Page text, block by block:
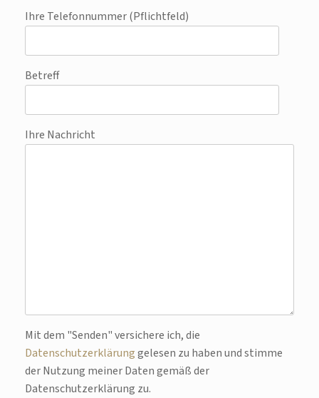
Ihre Telefonnummer (Pflichtfeld)
Betreff
Ihre Nachricht
Bitte lasse dieses Feld leer.
Mit dem "Senden" versichere ich, die
Datenschutzerklärunggelesen zu haben und stimme
der Nutzung meiner Daten gemäß der
Datenschutzerklärung zu.